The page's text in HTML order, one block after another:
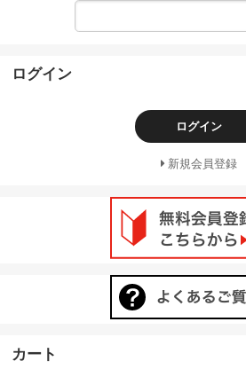
ログイン
ログイン
新規会員登録
カート